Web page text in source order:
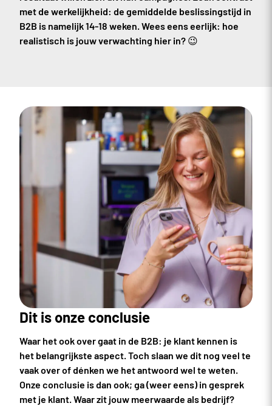
met de werkelijkheid: de gemiddelde beslissingstijd in
B2B is namelijk 14-18 weken. Wees eens eerlijk: hoe
realistisch is jouw verwachting hier in? 😉
Dit is onze conclusie
Waar het ook over gaat in de B2B: je klant kennen is
het belangrijkste aspect. Toch slaan we dit nog veel te
vaak over of dénken we het antwoord wel te weten.
Onze conclusie is dan ook; ga (weer eens) in gesprek
met je klant. Waar zit jouw meerwaarde als bedrijf?